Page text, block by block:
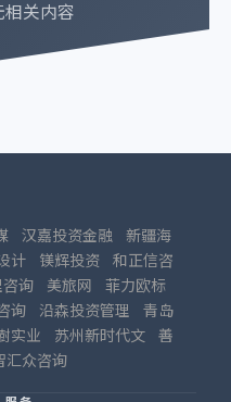
关内容
汉嘉投资金融
新疆海
计 镁辉投资 和正信咨
询 美旅网
菲力欧标
询 沿森投资管理
青岛
实业 苏州新时代文 善
汇众咨询